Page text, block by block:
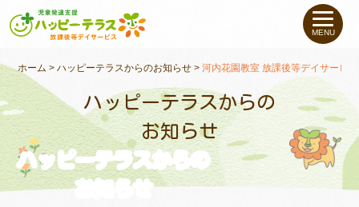
私たちについて
未就学のお子さま（０〜６才）
小学生〜高校生の お子さま
支援事例
MENU
ホーム >ハッピーテラスからのお知らせ >河内花園教室 放課後等デイサービ
ハッピーテラスからの
お知らせ
ハッピーテラスからの
お知らせ